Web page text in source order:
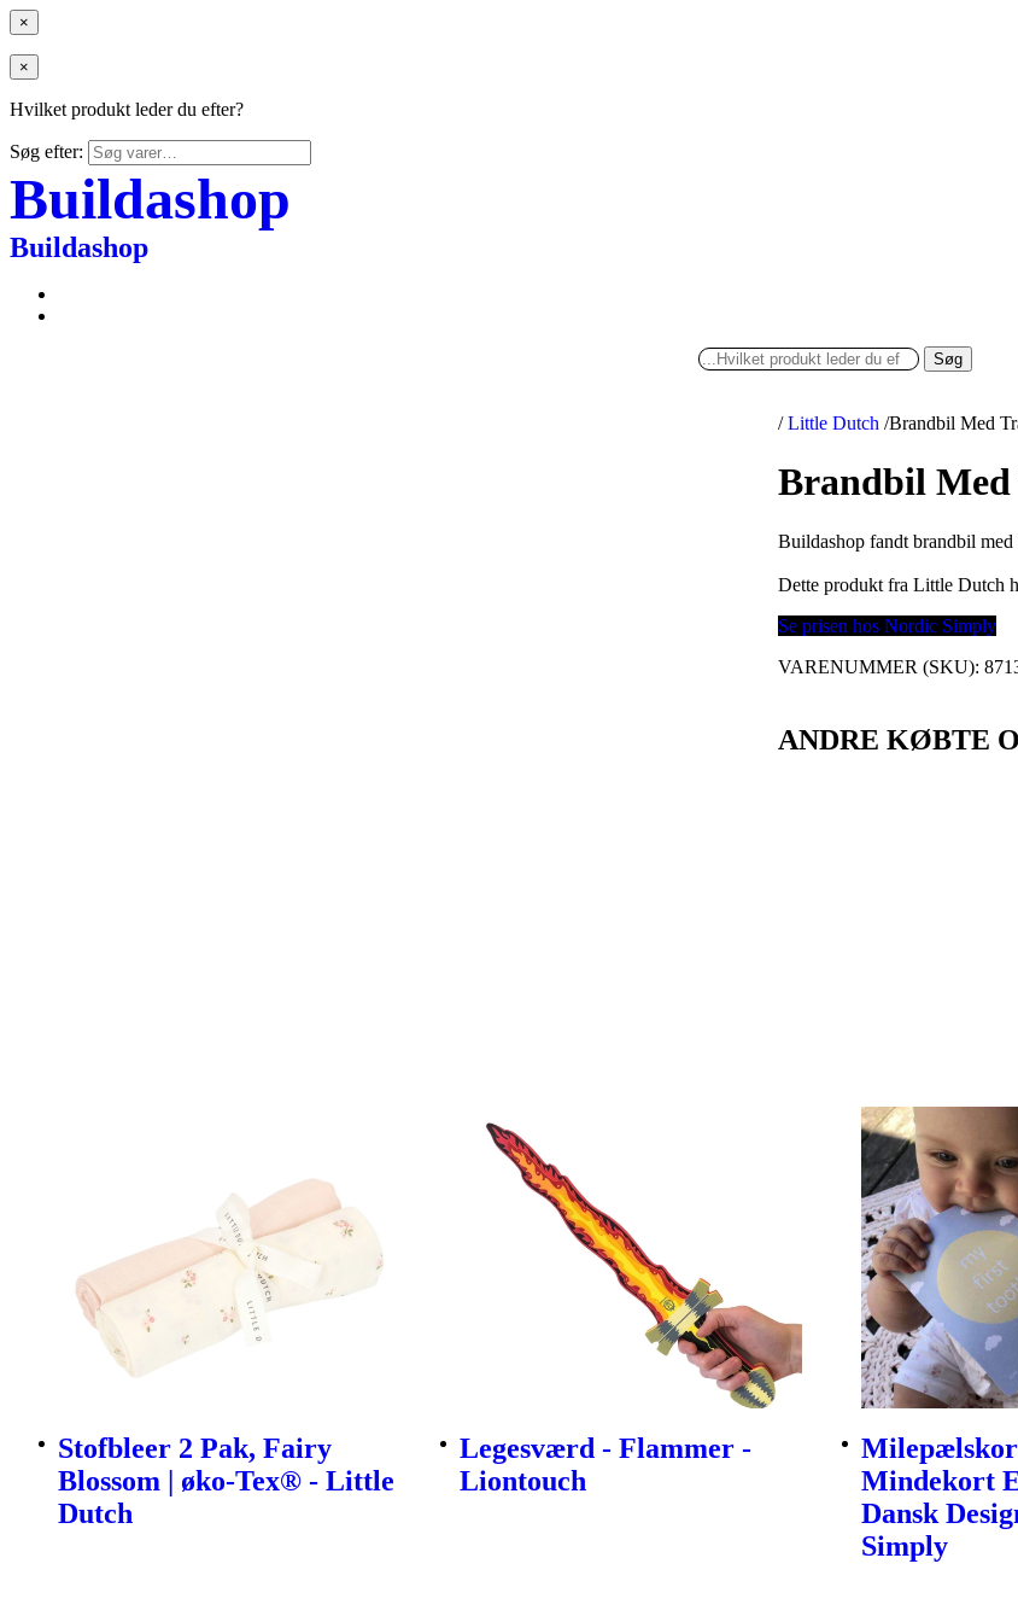
×
×
Hvilket produkt leder du efter?
Søg efter:
Buildashop
Buildashop
Søg
/ Little Dutch /Brandbil Med
Brandbil
Buildashop fandt brandbil
Dette produkt fra Little Dutch
Se prisen hos Nordic Simply
VARENUMMER (SKU):
ANDRE KØBTE
Stofbleer 2 Pak, Fairy
Blossom | øko-Tex® - Little
Dutch
Legesværd - Flammer -
Liontouch
Mindekort
Dansk
Simply